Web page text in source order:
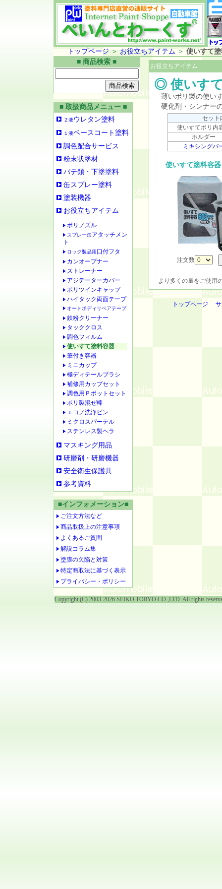
トップページ ＞ お役立ちアイテム ＞ 使いすて
■ 商品検索 ■
■ 取扱商品メニュー ■
２液ウレタン塗料
１液ベースコート塗料
調色配合サービス
粉末状塗材
パテ類・下塗塗料
缶スプレー塗料
塗装機器
お役立ちアイテム
ポリノズル
スプレー缶アタッチメン
ト
ロック製品用口付フタ
カンオープナー
ストレーナー
アジテーターカバー
ポリツインキャップ
ハイタック両面テープ
オートボディリペアテープ
鉄粉クリーナー
タッククロス
調色フィルム
使いすて塗料容器
筆付き容器
ミニカップ
極ディテールブラシ
補修用カップセット
調色用Ｐポットセット
ポリ製混ぜ棒
エコノ洗浄ビン
ミクロスパーテル
ステンレス製ヘラ
マスキング用品
研磨剤・研磨機器
安全衛生保護具
参考資料
■インフォメーション■
ご注文方法など
商品取扱上の注意事項
よくあるご質問
解説コラム集
塗膜の欠陥と対策
特定商取法に基づく表示
プライバシー・ポリシー
お役立ちアイテム
◎ 使いす
薄いポリ製の使い
硬化剤・シンナー
セット
使いすてポリ内
ホルダー
ミキシングバ
使いすて塗料容
注文数
より多くの量をご使用
トップページ
Copyright (C) 2003-2026 SEIKO TORYO CO.,LTD. All rights